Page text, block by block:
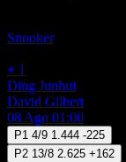
Snooker
+ 1
Ding Junhui
David Gilbert
08 Ago 01:00
P1 4/9 1.444 -225
P2 13/8 2.625 +162